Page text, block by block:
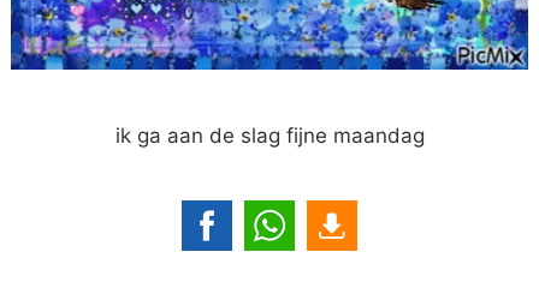
ik ga aan de slag fijne maandag